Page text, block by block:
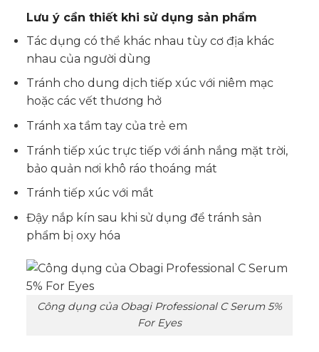
Lưu ý cần thiết khi sử dụng sản phẩm
Tác dụng có thể khác nhau tùy cơ địa khác
nhau của người dùng
Tránh cho dung dịch tiếp xúc với niêm mạc
hoặc các vết thương hở
Tránh xa tầm tay của trẻ em
Tránh tiếp xúc trực tiếp với ánh nắng mặt trời,
bảo quản nơi khô ráo thoáng mát
Tránh tiếp xúc với mắt
Đậy nắp kín sau khi sử dụng để tránh sản
phẩm bị oxy hóa
Công dụng của Obagi Professional C Serum 5%
For Eyes